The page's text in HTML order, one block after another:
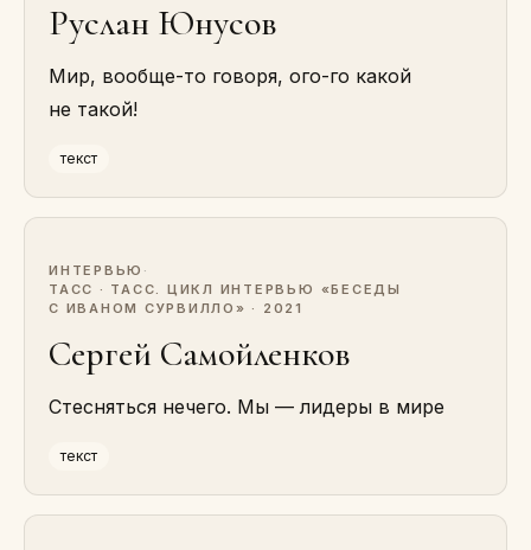
Руслан Юнусов
Мир, вообще-то говоря, ого-го какой
не такой!
текст
ИНТЕРВЬЮ ·
ТАСС · ТАСС. ЦИКЛ ИНТЕРВЬЮ «БЕСЕДЫ
С ИВАНОМ СУРВИЛЛО» · 2021
Сергей Самойленков
Стесняться нечего. Мы — лидеры в мире
текст